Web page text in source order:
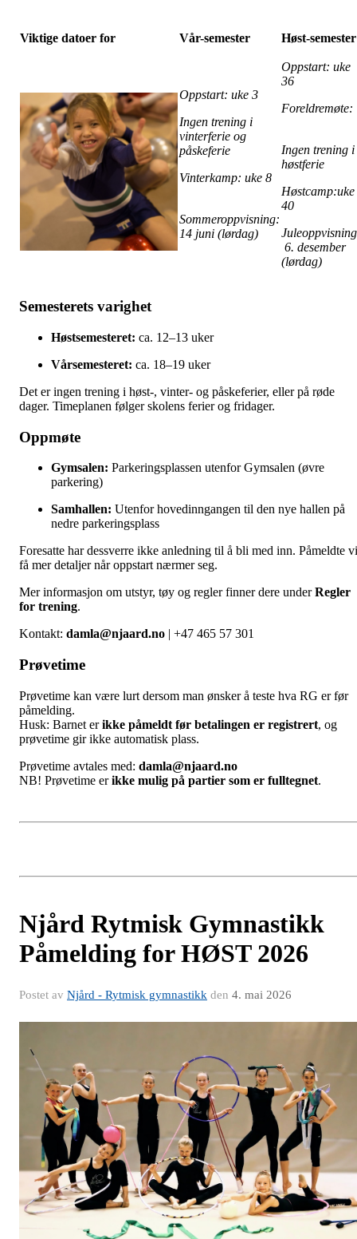
Viktige datoer for Vår-semester Høst-semester
Oppstart: uke 3
Ingen trening i
vinterferie og
påskeferie
Vinterkamp: uke 8
Sommeroppvisning:
14 juni (lørdag)
Oppstart: uke
36
Ingen trening i
høstferie
Høstcamp:uke
40
6. desember
(lørdag)
Semesterets varighet
Høstsemesteret: ca. 12–13 uker
Vårsemesteret: ca. 18–19 uker
Det er ingen trening i høst-, vinter- og påskeferier, eller på røde
dager. Timeplanen følger skolens ferier og fridager.
Oppmøte
Gymsalen: Parkeringsplassen utenfor Gymsalen (øvre
parkering)
Samhallen: Utenfor hovedinngangen til den nye hallen på
nedre parkeringsplass
Foresatte har dessverre ikke anledning til å bli med inn. Påmeldte
få mer detaljer når oppstart nærmer seg.
Mer informasjon om utstyr, tøy og regler finner dere underRegler
for trening.
Kontakt: damla@njaard.no | +47 465 57 301
Prøvetime
Prøvetime kan være lurt dersom man ønsker å teste hva RG er før
påmelding.
Husk: Barnet erikke påmeldt før betalingen er registrert, og
prøvetime gir ikke automatisk plass.
Prøvetime avtales med: damla@njaard.no
NB! Prøvetime erikke mulig på partier som er fulltegnet.
Njård Rytmisk Gymnastikk
Påmelding for HØST 2026
Postet av Njård - Rytmisk gymnastikk den 4. mai 2026